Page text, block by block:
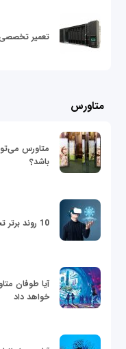
تعمیر
متاورس
متاورس
باشد؟
10 روند برتر تجارت و فناوری در سال 2022
آیا طوفان
خواهد داد